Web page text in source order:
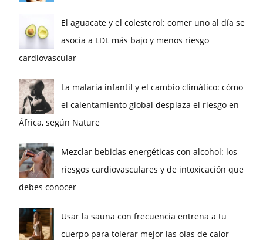
El aguacate y el colesterol: comer uno al día se
asocia a LDL más bajo y menos riesgo
cardiovascular
La malaria infantil y el cambio climático: cómo
el calentamiento global desplaza el riesgo en
África, según Nature
Mezclar bebidas energéticas con alcohol: los
riesgos cardiovasculares y de intoxicación que
debes conocer
Usar la sauna con frecuencia entrena a tu
cuerpo para tolerar mejor las olas de calor